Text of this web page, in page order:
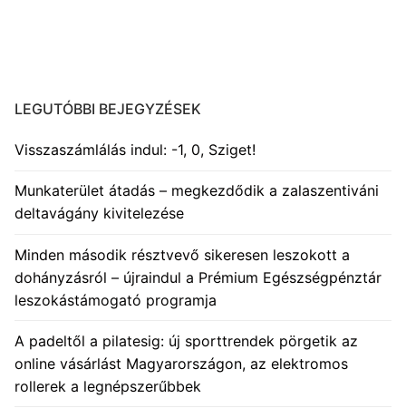
LEGUTÓBBI BEJEGYZÉSEK
Visszaszámlálás indul: -1, 0, Sziget!
Munkaterület átadás – megkezdődik a zalaszentiváni
deltavágány kivitelezése
Minden második résztvevő sikeresen leszokott a
dohányzásról – újraindul a Prémium Egészségpénztár
leszokástámogató programja
A padeltől a pilatesig: új sporttrendek pörgetik az
online vásárlást Magyarországon, az elektromos
rollerek a legnépszerűbbek